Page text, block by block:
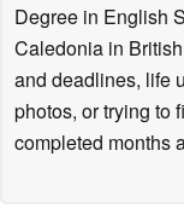
Degree in English
Caledonia in
and deadlines, life
photos, or trying to
completed months